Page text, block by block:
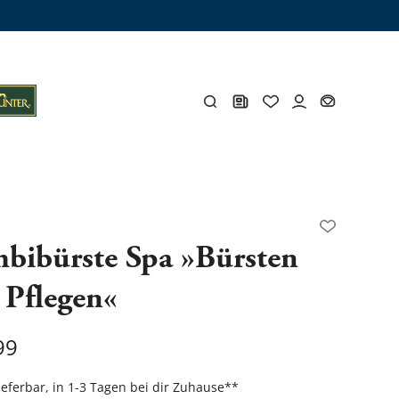
Spa »Bürsten
in 1-3 Tagen bei dir Zuhause**